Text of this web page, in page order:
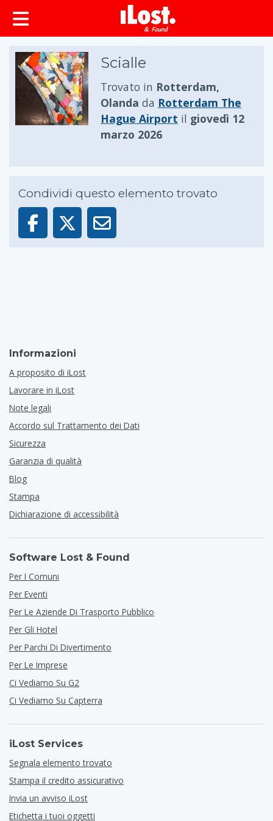
principale
Scialle
Trovato in Rotterdam,
Olanda da Rotterdam The
Hague Airport il giovedì 12
marzo 2026
Condividi questo elemento trovato
Informazioni
A proposito di iLost
Lavorare in iLost
Note legali
Accordo sul Trattamento dei Dati
Sicurezza
Garanzia di qualità
Blog
Stampa
Dichiarazione di accessibilità
Software Lost & Found
Per I Comuni
Per Eventi
Per Le Aziende Di Trasporto Pubblico
Per Gli Hotel
Per Parchi Di Divertimento
Per Le Imprese
Ci Vediamo Su G2
Ci Vediamo Su Capterra
iLost Services
Segnala elemento trovato
Stampa il credito assicurativo
Invia un avviso iLost
Etichetta i tuoi oggetti